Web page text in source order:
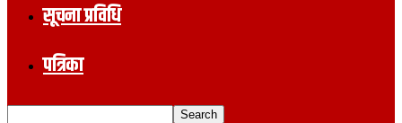
सूचना प्रविधि
पत्रिका